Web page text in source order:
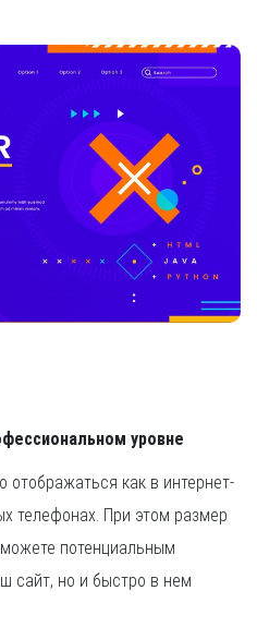
уровне
отображаться как в интернет-
телефонах. При этом размер
потенциальным
сайт, но и быстро в нем